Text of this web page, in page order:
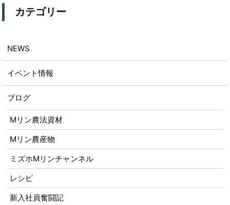
カテゴリー
NEWS
イベント情報
ブログ
Mリン農法資材
Mリン農産物
ミズホMリンチャンネル
レシピ
新入社員奮闘記